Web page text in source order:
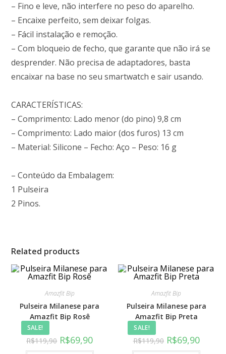
– Fino e leve, não interfere no peso do aparelho.
– Encaixe perfeito, sem deixar folgas.
– Fácil instalação e remoção.
– Com bloqueio de fecho, que garante que não irá se
desprender. Não precisa de adaptadores, basta
encaixar na base no seu smartwatch e sair usando.
CARACTERÍSTICAS:
– Comprimento: Lado menor (do pino) 9,8 cm
– Comprimento: Lado maior (dos furos) 13 cm
– Material: Silicone – Fecho: Aço – Peso: 16 g
– Conteúdo da Embalagem:
1 Pulseira
2 Pinos.
Related products
SALE!
Amazfit Bip
Pulseira Milanese para
Amazfit Bip Rosê
R$119,90 R$69,90
SALE!
Amazfit Bip
Pulseira Milanese para
Amazfit Bip Preta
R$119,90 R$69,90